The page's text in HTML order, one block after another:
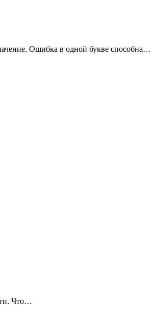
Ошибка в одной букве способна…
Что…